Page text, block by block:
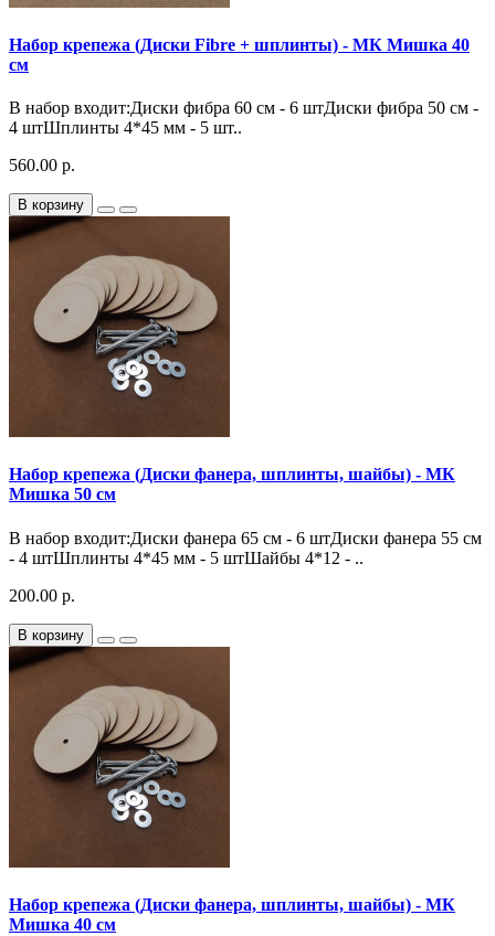
Набор крепежа (Диски Fibre + шплинты) - МК Мишка 40
см
В набор входит:Диски фибра 60 см - 6 штДиски фибра 50 см -
4 штШплинты 4*45 мм - 5 шт..
560.00 р.
В корзину
Набор крепежа (Диски фанера, шплинты, шайбы) - МК
Мишка 50 см
В набор входит:Диски фанера 65 см - 6 штДиски фанера 55 см
- 4 штШплинты 4*45 мм - 5 штШайбы 4*12 - ..
200.00 р.
В корзину
Набор крепежа (Диски фанера, шплинты, шайбы) - МК
Мишка 40 см